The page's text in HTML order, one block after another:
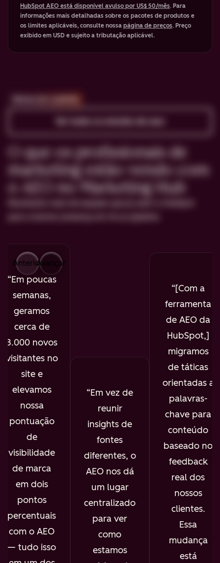
HubSpot AEO está disponível avulso por US$ 50/mês. Para
informações mais detalhadas sobre os pacotes de produtos e
os limites aplicáveis, consulte nossa página de preços. Preço
exibido em USD e sujeito a tributação aplicável.
O que os profissionais de
marketing estão vendo com
o AEO no Marketing Hub
AnteriorAvançar
Em poucas
semanas,
geramos
cerca de
8.000 novos
visitantes no
site e
elevamos
nossa
pontuação
de
visibilidade
de marca
em dois
pontos
percentuais
com o AEO
— tudo isso
Em vez de
reunir
insights de
fontes
diferentes, o
AEO nos dá
um lugar
centralizado
para ver
como
estamos
[Com a
ferramenta
de AEO da
HubSpot,]
migramos
de táticas
orientadas a
palavras-
chave para
conteúdo
baseado no
feedback
real dos
nossos
clientes.
Essa
mudança
está